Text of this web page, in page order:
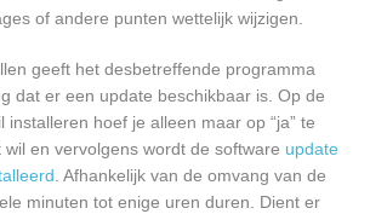
of andere punten wettelijk wijzigen.
geeft het desbetreffende programma
dat er een update beschikbaar is. Op de
installeren hoef je alleen maar op “ja” te
wil en vervolgens wordt de software update
. Afhankelijk van de omvang van de
minuten tot enige uren duren. Dient er